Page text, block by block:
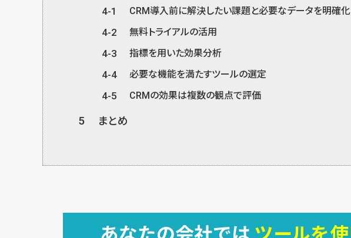
4-1 CRM導入前に解決したい課題と必要なデータを明確化
4-2 無料トライアルの活用
4-3 指標を用いた効果分析
4-4 必要な機能を満たすツールの選定
4-5 CRMの効果は複数の観点で評価
5 まとめ